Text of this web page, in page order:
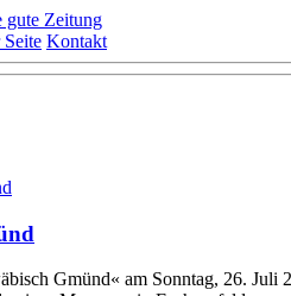
Kontakt
Gmünd« am Sonntag, 26. Juli